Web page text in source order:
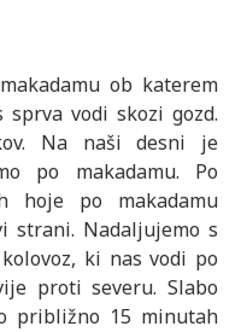
ob katerem
vodi skozi gozd.
Na naši desni je
po makadamu. Po
hoje po makadamu
strani. Nadaljujemo s
ki nas vodi po
proti severu. Slabo
približno 15 minutah